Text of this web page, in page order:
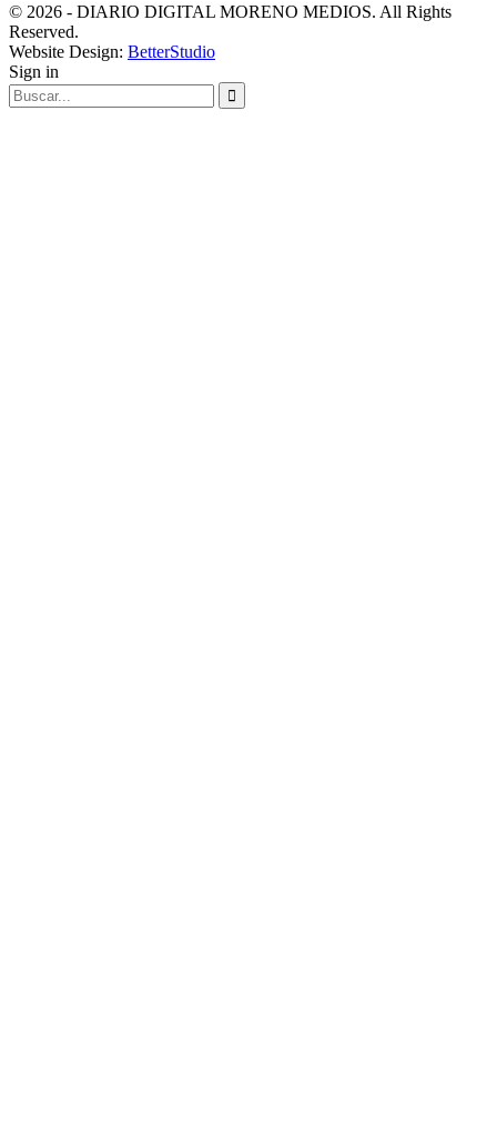
© 2026 - DIARIO DIGITAL MORENO MEDIOS. All Rights
Reserved.
Website Design: BetterStudio
Sign in